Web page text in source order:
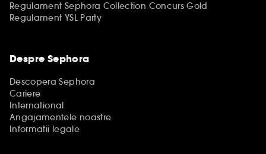
Regulament Sephora Collection Concurs Gold
Regulament YSL Party
Despre Sephora
Descopera Sephora
Cariere
International
Angajamentele noastre
Informatii legale